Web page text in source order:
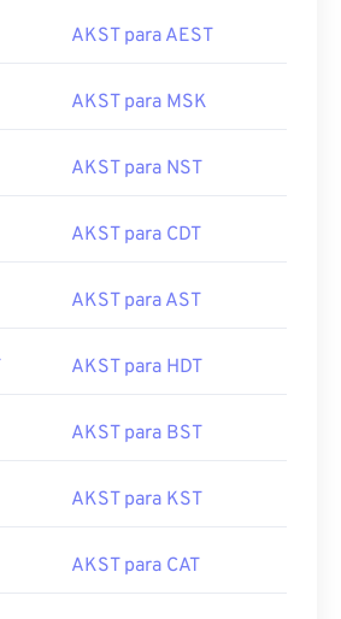
AKST para AEST
AKST para MSK
AKST para NST
AKST para CDT
AKST para AST
AKST para HDT
AKST para BST
AKST para KST
AKST para CAT